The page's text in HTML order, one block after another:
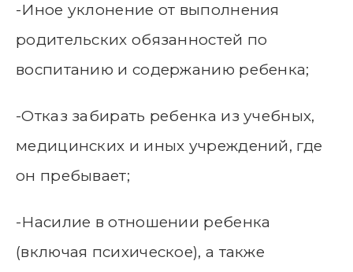
-Иное уклонение от выполнения
родительских обязанностей по
воспитанию и содержанию ребенка;
-Отказ забирать ребенка из учебных,
медицинских и иных учреждений, где
он пребывает;
-Насилие в отношении ребенка
(включая психическое), а также